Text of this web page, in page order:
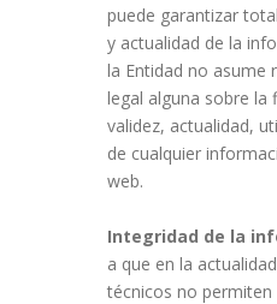
puede garantizar
y actualidad de la
la Entidad no asume
legal alguna sobre la
validez, actualidad,
de cualquier
web.
Integridad de la
a que en la
técnicos no permiten